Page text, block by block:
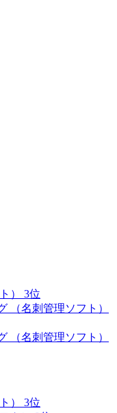
） 3位
（名刺管理ソフト）
（名刺管理ソフト）
） 3位